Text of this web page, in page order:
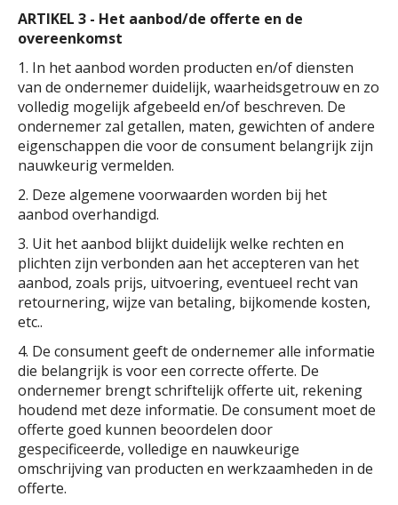
ARTIKEL 3 - Het aanbod/de offerte en de
overeenkomst
1. In het aanbod worden producten en/of diensten
van de ondernemer duidelijk, waarheidsgetrouw en zo
volledig mogelijk afgebeeld en/of beschreven. De
ondernemer zal getallen, maten, gewichten of andere
eigenschappen die voor de consument belangrijk zijn
nauwkeurig vermelden.
2. Deze algemene voorwaarden worden bij het
aanbod overhandigd.
3. Uit het aanbod blijkt duidelijk welke rechten en
plichten zijn verbonden aan het accepteren van het
aanbod, zoals prijs, uitvoering, eventueel recht van
retournering, wijze van betaling, bijkomende kosten,
etc..
4. De consument geeft de ondernemer alle informatie
die belangrijk is voor een correcte offerte. De
ondernemer brengt schriftelijk offerte uit, rekening
houdend met deze informatie. De consument moet de
offerte goed kunnen beoordelen door
gespecificeerde, volledige en nauwkeurige
omschrijving van producten en werkzaamheden in de
offerte.